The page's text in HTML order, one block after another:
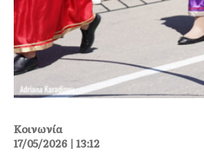
Κοινωνία
17/05/2026 | 13:12